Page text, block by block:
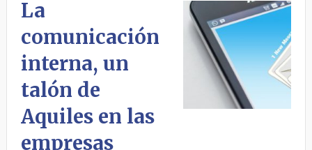
La
comunicación
interna, un
talón de
Aquiles en las
empresas